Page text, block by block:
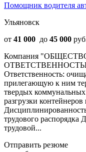
Помощник водителя
Ульяновск
от 41 000 до 45 000
Компания
Ответственность:
прилегающую к ним
твердых
разгрузки
трудового
трудовой...
Отправить резюме